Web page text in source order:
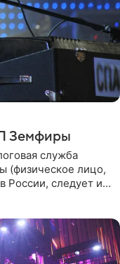
Земфиры
служба
(физическое лицо,
России, следует из